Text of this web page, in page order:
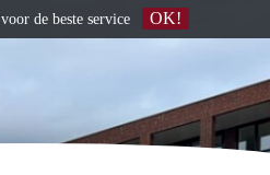
voor de beste service OK!